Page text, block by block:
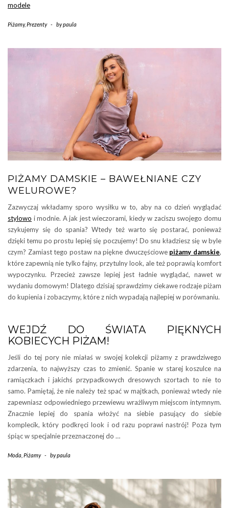
modele
Piżamy,Prezenty - bypaula
PIŻAMY DAMSKIE – BAWEŁNIANE CZY
WELUROWE?
Zazwyczaj wkładamy sporo wysiłku w to, aby na co dzień wyglądać
stylowo i modnie. A jak jest wieczorami, kiedy w zaciszu swojego domu
szykujemy się do spania? Wtedy też warto się postarać, ponieważ
dzięki temu po prostu lepiej się poczujemy! Do snu kładziesz się w byle
czym? Zamiast tego postaw na piękne dwuczęściowe piżamy damskie,
które zapewnią nie tylko fajny, przytulny look, ale też poprawią komfort
wypoczynku. Przecież zawsze lepiej jest ładnie wyglądać, nawet w
wydaniu domowym! Dlatego dzisiaj sprawdzimy ciekawe rodzaje piżam
do kupienia i zobaczymy, które z nich wypadają najlepiej w porównaniu.
WEJDŹ DO ŚWIATA PIĘKNYCH
KOBIECYCH PIŻAM!
Jeśli do tej pory nie miałaś w swojej kolekcji piżamy z prawdziwego
zdarzenia, to najwyższy czas to zmienić. Spanie w starej koszulce na
ramiączkach i jakichś przypadkowych dresowych szortach to nie to
samo. Pamiętaj, że nie należy też spać w majtkach, ponieważ wtedy nie
zapewniasz odpowiedniego przewiewu wrażliwym miejscom intymnym.
Znacznie lepiej do spania włożyć na siebie pasujący do siebie
komplecik, który podkręci look i od razu poprawi nastrój! Poza tym
śpiąc w specjalnie przeznaczonej do …
Moda Piżamy - bypaula